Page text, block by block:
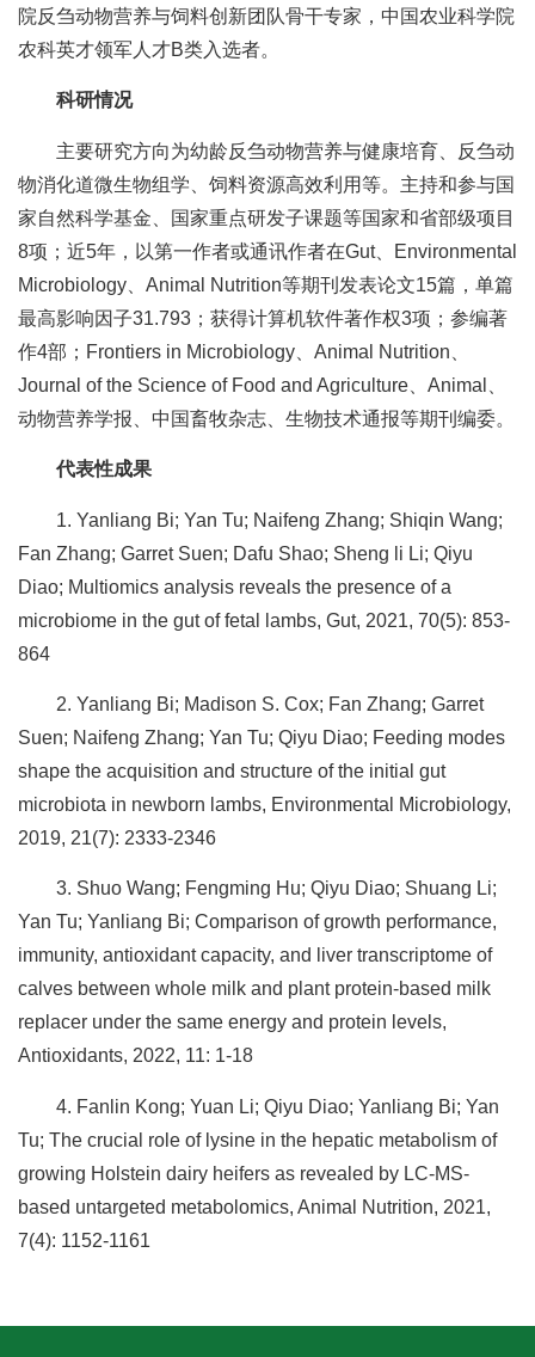
究
生
流
合
作
党
院反刍动物营养与饲料创新团队骨干专家，中国农业科学院
农科英才领军人才B类入选者。
科研情况
主要研究方向为幼龄反刍动物营养与健康培育、反刍动
物消化道微生物组学、饲料资源高效利用等。主持和参与国
家自然科学基金、国家重点研发子课题等国家和省部级项目
8项；近5年，以第一作者或通讯作者在Gut、Environmental
Microbiology、Animal Nutrition等期刊发表论文15篇，单篇
最高影响因子31.793；获得计算机软件著作权3项；参编著
作4部；Frontiers in Microbiology、Animal Nutrition、
Journal of the Science of Food and Agriculture、Animal、
动物营养学报、中国畜牧杂志、生物技术通报等期刊编委。
代表性成果
1. Yanliang Bi; Yan Tu; Naifeng Zhang; Shiqin Wang;
Fan Zhang; Garret Suen; Dafu Shao; Sheng li Li; Qiyu
Diao; Multiomics analysis reveals the presence of a
microbiome in the gut of fetal lambs, Gut, 2021, 70(5): 853-
864
2. Yanliang Bi; Madison S. Cox; Fan Zhang; Garret
Suen; Naifeng Zhang; Yan Tu; Qiyu Diao; Feeding modes
shape the acquisition and structure of the initial gut
microbiota in newborn lambs, Environmental Microbiology,
2019, 21(7): 2333-2346
3. Shuo Wang; Fengming Hu; Qiyu Diao; Shuang Li;
Yan Tu; Yanliang Bi; Comparison of growth performance,
immunity, antioxidant capacity, and liver transcriptome of
calves between whole milk and plant protein-based milk
replacer under the same energy and protein levels,
Antioxidants, 2022, 11: 1-18
4. Fanlin Kong; Yuan Li; Qiyu Diao; Yanliang Bi; Yan
Tu; The crucial role of lysine in the hepatic metabolism of
growing Holstein dairy heifers as revealed by LC-MS-
based untargeted metabolomics, Animal Nutrition, 2021,
7(4): 1152-1161